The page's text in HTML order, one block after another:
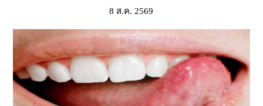
8 ส.ค. 2569